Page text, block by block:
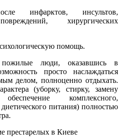
инфарктов, инсультов,
хирургических
помощь.
пожилые люди, оказавшись в
просто наслаждаться
делом, полноценно отдыхать.
(уборку, стирку, замену
комплексного,
питания) полностью